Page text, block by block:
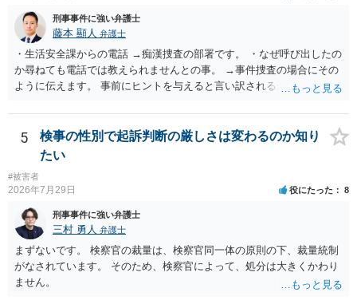
刑事事件に強い弁護士
藤本 顯人 弁護士
・生活安全課からの電話 →痴漢捜査の部署です。 ・なぜ呼び出したの
か尋ねても電話では教えられませんとの事。 →事件捜査の場合にその
ように伝えます。 事前にヒントを与えると言い訳されるからです。 ・
たり →やはり痴漢として疑われているのでは。 そもそも痴漢をやって
ないのであれば、何も疑われる筋合いは無いわけですし狼狽える必要
はないですね。
5
検事の性別で起訴判断の厳しさは変わるのか知り
たい
#被害者
2026年7月29日 役にたった 8
刑事事件に強い弁護士
三村 勇人 弁護士
まずないです。 検察官の裁量は、検察官同一体の原則の下、裁量統制
がなされています。 そのため、検察官によって、処分は大きくかわり
ません。